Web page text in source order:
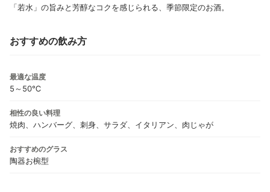
「若水」の旨みと芳醇なコクを感じられる、季節限定のお酒。
おすすめの飲み方
最適な温度
5～50℃
相性の良い料理
焼肉、ハンバーグ、刺身、サラダ、イタリアン、肉じゃが
おすすめのグラス
陶器お椀型